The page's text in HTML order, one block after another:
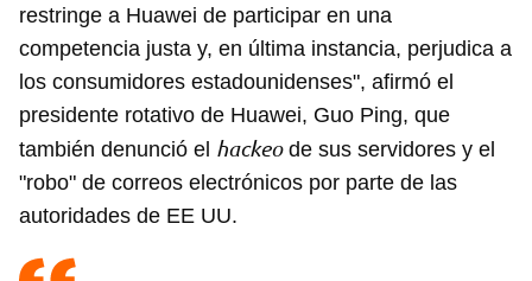
restringe a Huawei de participar en una
competencia justa y, en última instancia, perjudica a
los consumidores estadounidenses", afirmó el
presidente rotativo de Huawei, Guo Ping, que
también denunció el hackeode sus servidores y el
"robo" de correos electrónicos por parte de las
autoridades de EE UU.